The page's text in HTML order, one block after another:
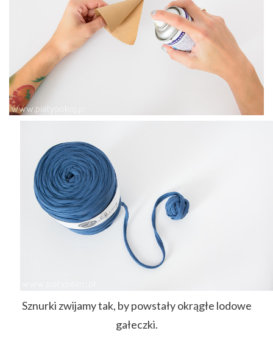
Sznurki zwijamy tak, by powstały okrągłe lodowe
gałeczki.